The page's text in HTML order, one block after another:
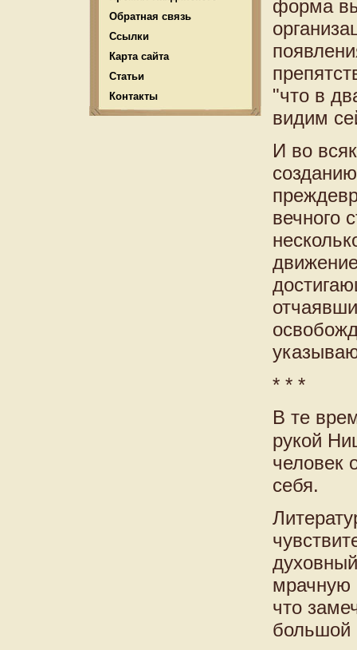
Обратная связь
Ссылки
Карта сайта
Статьи
Контакты
форма
"что в
видим
И во
вечного
* * *
В те
рукой
человек
себя.
мрачную
что
большой